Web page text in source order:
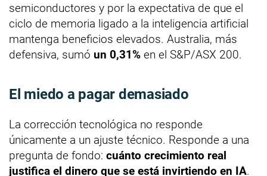
semiconductores y por la expectativa de que el
ciclo de memoria ligado a la inteligencia artificial
mantenga beneficios elevados. Australia, más
defensiva, sumó un 0,31% en el S&P/ASX 200.
El miedo a pagar demasiado
La corrección tecnológica no responde
únicamente a un ajuste técnico. Responde a una
pregunta de fondo: cuánto crecimiento real
justifica el dinero que se está invirtiendo en IA.